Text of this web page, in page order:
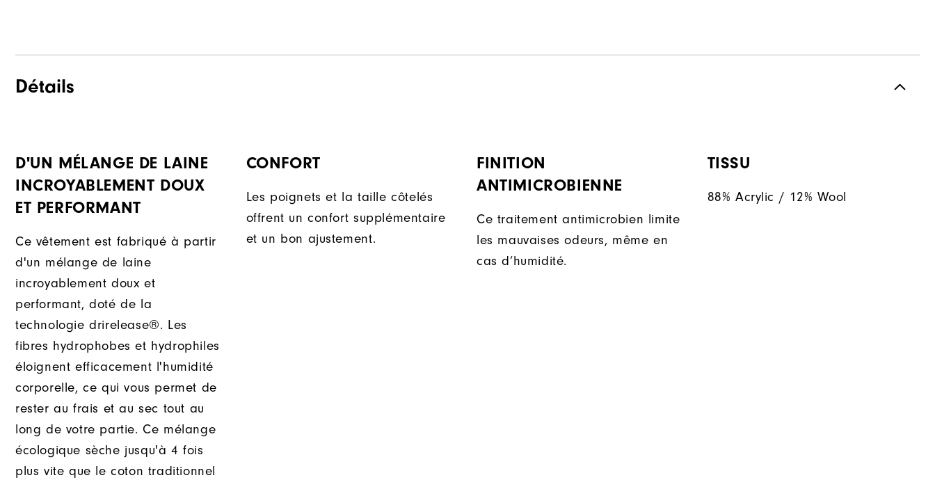
Détails
D'UN MÉLANGE DE LAINE
INCROYABLEMENT DOUX
ET PERFORMANT
Ce vêtement est fabriqué à partir
d'un mélange de laine
incroyablement doux et
performant, doté de la
technologie drirelease®. Les
fibres hydrophobes et hydrophiles
éloignent efficacement l'humidité
corporelle, ce qui vous permet de
rester au frais et au sec tout au
long de votre partie. Ce mélange
écologique sèche jusqu'à 4 fois
plus vite que le coton traditionnel
CONFORT
Les poignets et la taille côtelés
offrent un confort supplémentaire
et un bon ajustement.
FINITION
ANTIMICROBIENNE
Ce traitement antimicrobien limite
les mauvaises odeurs, même en
cas d’humidité.
TISSU
88% Acrylic / 12% Wool